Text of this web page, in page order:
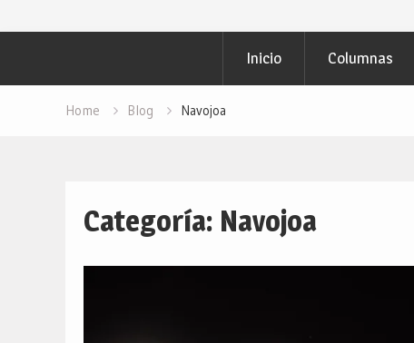
Inicio Columnas
Home Blog Navojoa
Categoría: Navojoa